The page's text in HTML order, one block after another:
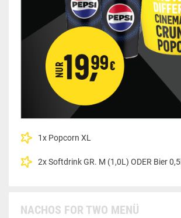
1x Popcorn XL
2x Softdrink GR. M (1,0L) ODER Bier 0,5l
NACHOS FOR TWO MENÜ